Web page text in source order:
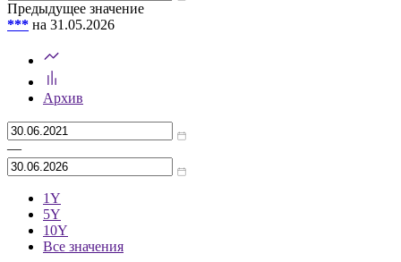
Предыдущее значение
*** на 31.05.2026
Архив
—
1Y
5Y
10Y
Все значения